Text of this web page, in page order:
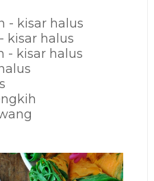
- kisar halus
kisar halus
- kisar halus